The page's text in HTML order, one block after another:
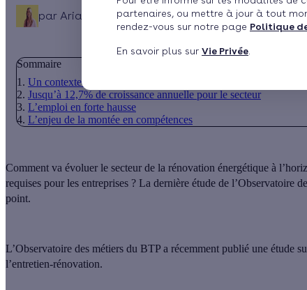
partenaires, ou mettre à jour à tout
rendez-vous sur notre page Politique
En savoir plus sur Vie Privée
par Ariane DebernardiPublié le 07/03/2024 à
Sommaire
Un contexte qui pousse à la rénovation
Jusqu’à 12,7% de croissance annuelle pour le secteur
L’emploi en forte hausse
L’enjeu de la montée en compétences
Comment va évoluer le secteur de la rénovation énergétique à
requises pour les entreprises ? La dernière étude de l’Observatoire
point.
L’Observatoire des métiers du BTP a récemment publié une étude
l’entretien-rénovation.